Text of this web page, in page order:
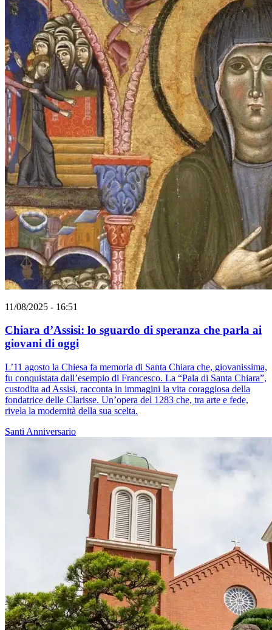
11/08/2025 - 16:51
Chiara d’Assisi: lo sguardo di speranza che parla ai
giovani di oggi
L’11 agosto la Chiesa fa memoria di Santa Chiara che, giovanissima,
fu conquistata dall’esempio di Francesco. La “Pala di Santa Chiara”,
custodita ad Assisi, racconta in immagini la vita coraggiosa della
fondatrice delle Clarisse. Un’opera del 1283 che, tra arte e fede,
rivela la modernità della sua scelta.
Santi Anniversario